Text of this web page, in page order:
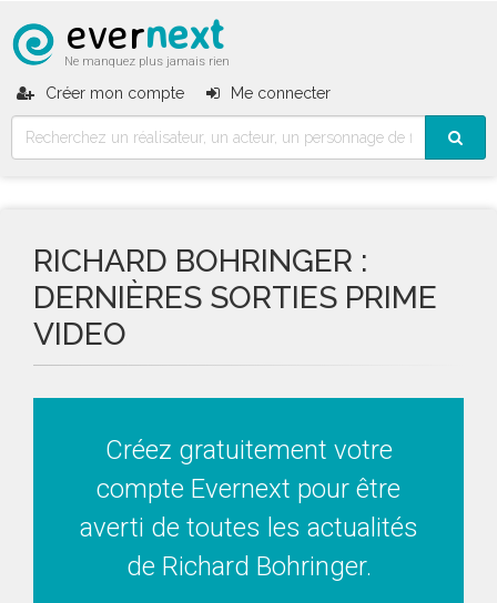
evernext
Ne manquez plus jamais rien
Créer mon compte Me connecter
RICHARD BOHRINGER :
DERNIÈRES SORTIES PRIME
VIDEO
Créez gratuitement votre
compte Evernext pour être
averti de toutes les actualités
de Richard Bohringer.